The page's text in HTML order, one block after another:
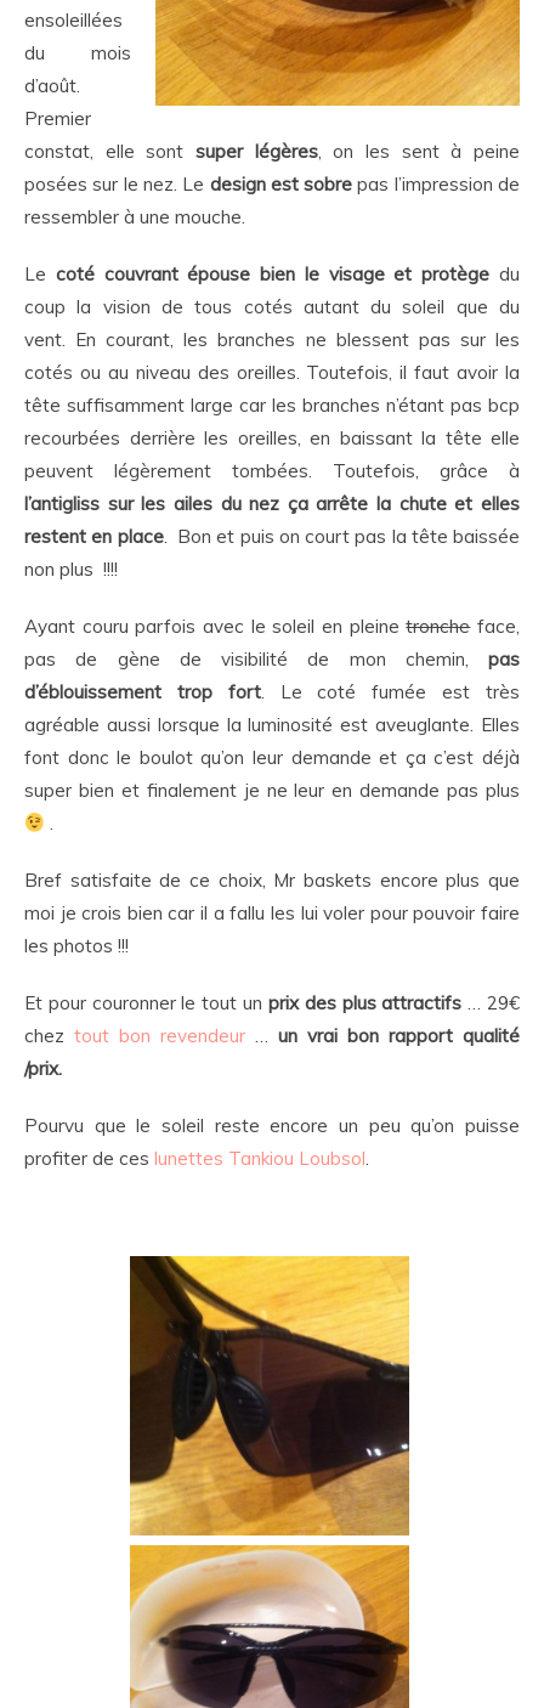
ensoleillées
du mois
d’août.
Premier
constat, elle sont super légères, on les sent à peine
posées sur le nez. Le design est sobre pas l’impression de
ressembler à une mouche.
Le coté couvrant épouse bien le visage et protège du
coup la vision de tous cotés autant du soleil que du
vent. En courant, les branches ne blessent pas sur les
cotés ou au niveau des oreilles. Toutefois, il faut avoir la
tête suffisamment large car les branches n’étant pas bcp
recourbées derrière les oreilles, en baissant la tête elle
peuvent légèrement tombées. Toutefois, grâce à
l’antigliss sur les ailes du nez ça arrête la chute et elles
restent en place. Bon et puis on court pas la tête baissée
non plus !!!!
Ayant couru parfois avec le soleil en pleinetroncheface,
pas de gène de visibilité de mon chemin, pas
d’éblouissement trop fort. Le coté fumée est très
agréable aussi lorsque la luminosité est aveuglante. Elles
font donc le boulot qu’on leur demande et ça c’est déjà
super bien et finalement je ne leur en demande pas plus
.
Bref satisfaite de ce choix, Mr baskets encore plus que
moi je crois bien car il a fallu les lui voler pour pouvoir faire
les photos !!!
Et pour couronner le tout un prix des plus attractifs … 29€
chez tout bon revendeur … un vrai bon rapport qualité
/prix.
Pourvu que le soleil reste encore un peu qu’on puisse
profiter de ces lunettes Tankiou Loubsol.